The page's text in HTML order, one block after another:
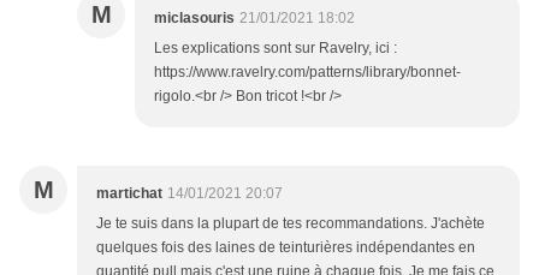
M miclasouris 21/01/2021 18:02
Les explications sont sur Ravelry, ici :
https://www.ravelry.com/patterns/library/bonnet-
rigolo.<br /> Bon tricot !<br />
M martichat 14/01/2021 20:07
Je te suis dans la plupart de tes recommandations. J'achète
quelques fois des laines de teinturières indépendantes en
quantité pull mais c'est une ruine à chaque fois. Je me fais ce